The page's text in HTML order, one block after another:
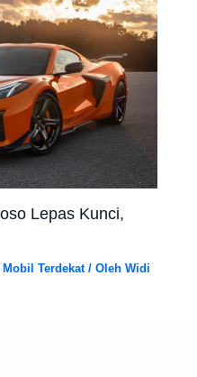
Lepas Kunci,
Mobil Terdekat/ OlehWidi